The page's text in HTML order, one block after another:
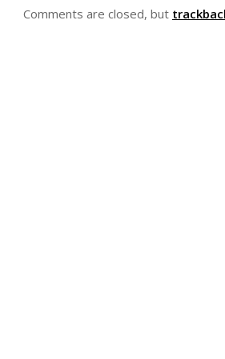
Comments are closed, but